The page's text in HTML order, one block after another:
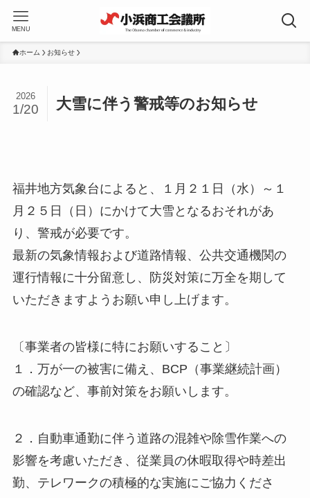
MENU
ホーム お知らせ
大雪に伴う警戒等のお知らせ
2026
1/20
福井地方気象台によると、１月２１日（水）～１
月２５日（日）にかけて大雪となるおそれがあ
り、警戒が必要です。
最新の気象情報および道路情報、公共交通機関の
運行情報に十分留意し、防災対策に万全を期して
いただきますようお願い申し上げます。
〔事業者の皆様に特にお願いすること〕
１．万が一の被害に備え、BCP（事業継続計画）
の確認など、事前対策をお願いします。
２．自動車通勤に伴う道路の混雑や除雪作業への
影響を考慮いただき、従業員の休暇取得や時差出
勤、テレワークの積極的な実施にご協力くださ